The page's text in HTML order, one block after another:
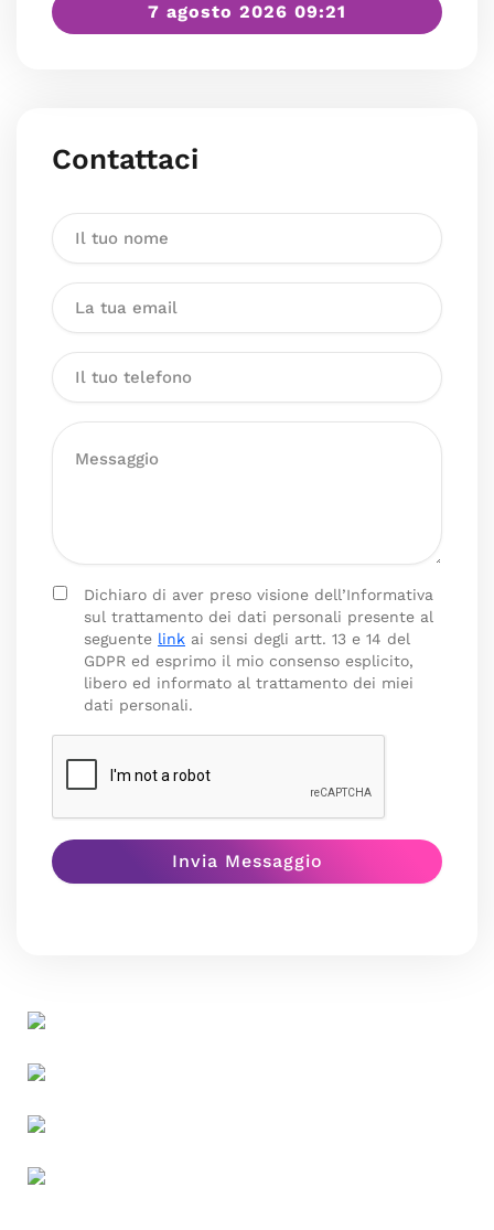
7 agosto 2026 09:21
Contattaci
Dichiaro di aver preso visione dell’Informativa
sul trattamento dei dati personali presente al
seguente link ai sensi degli artt. 13 e 14 del
GDPR ed esprimo il mio consenso esplicito,
libero ed informato al trattamento dei miei
dati personali.